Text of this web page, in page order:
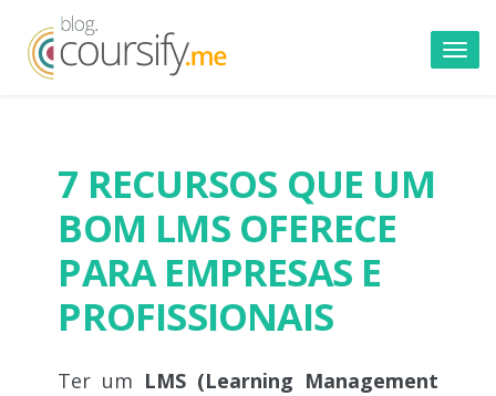
7 RECURSOS QUE UM
BOM LMS OFERECE
PARA EMPRESAS E
PROFISSIONAIS
Ter um LMS (Learning Management